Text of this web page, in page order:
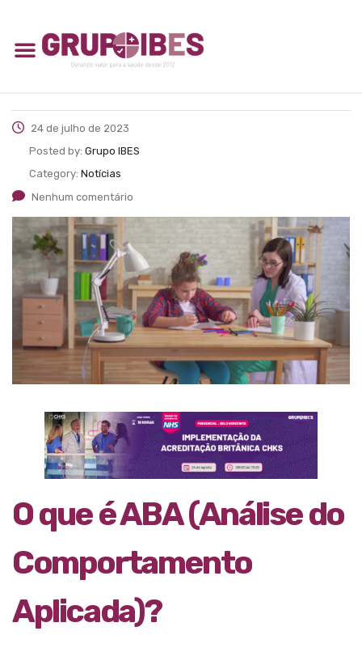
24 de julho de 2023
Posted by: Grupo IBES
Category: Notícias
Nenhum comentário
O que é ABA (Análise do
Comportamento
Aplicada)?